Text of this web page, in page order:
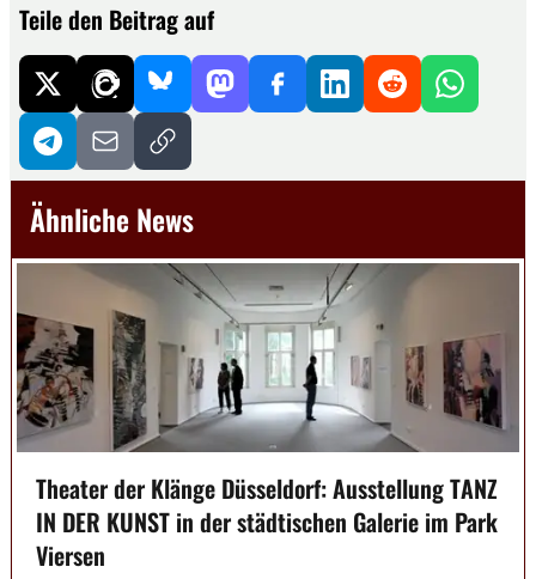
Teile den Beitrag auf
Ähnliche News
Theater der Klänge Düsseldorf: Ausstellung TANZ
IN DER KUNST in der städtischen Galerie im Park
Viersen